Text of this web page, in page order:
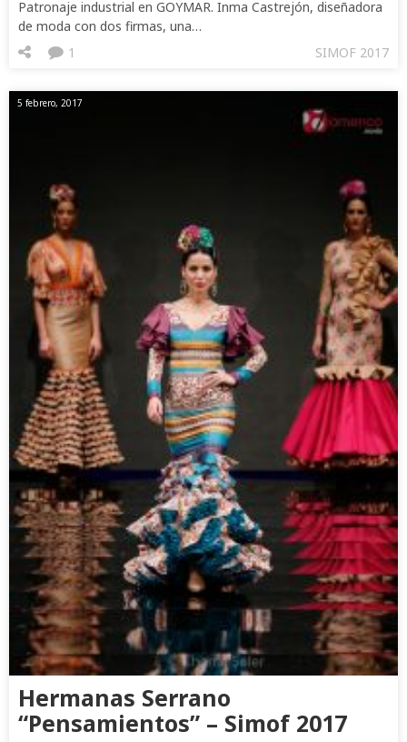
Patronaje industrial en GOYMAR. Inma Castrejón, diseñadora
de moda con dos firmas, una…
SIMOF 2017
1
5 febrero, 2017
Hermanas Serrano
“Pensamientos” – Simof 2017